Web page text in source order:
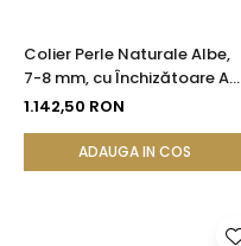
Colier Perle Naturale Albe,
7-8 mm, cu Închizătoare Aur
14K (aur 585) | KASKADDA®
1.142,50 RON
ADAUGA IN COS